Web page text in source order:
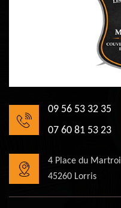
09 56 53 32 35
07 60 81 53 23
4 Place du Martroi
45260 Lorris